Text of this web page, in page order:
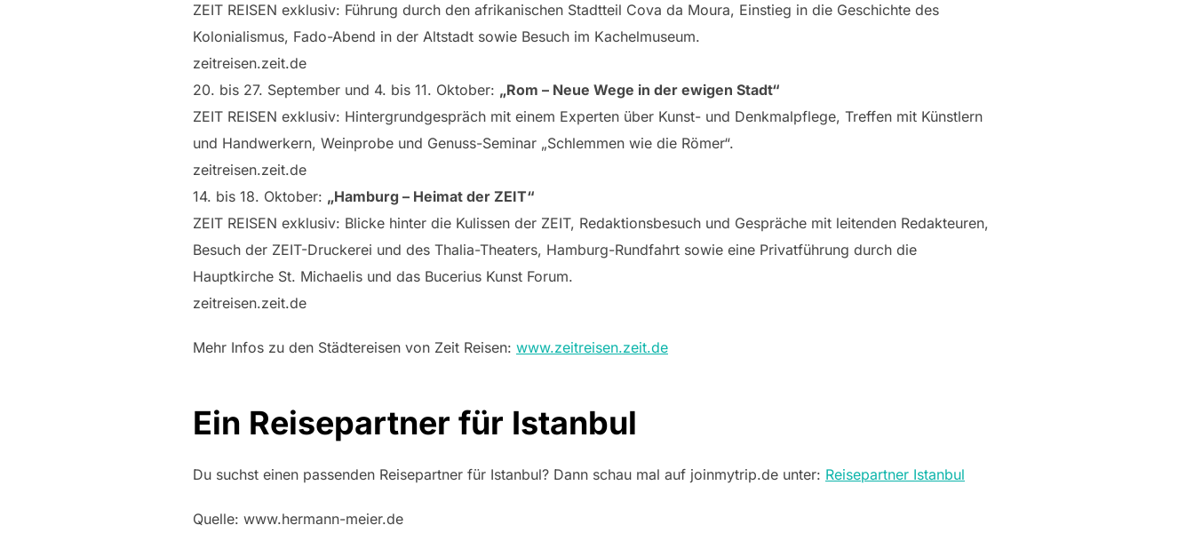
ZEIT REISEN exklusiv: Führung durch den afrikanischen Stadtteil Cova da Moura, Einstieg in die Geschichte des
Kolonialismus, Fado-Abend in der Altstadt sowie Besuch im Kachelmuseum.
zeitreisen.zeit.de
20. bis 27. September und 4. bis 11. Oktober: „Rom – Neue Wege in der ewigen Stadt“
ZEIT REISEN exklusiv: Hintergrundgespräch mit einem Experten über Kunst- und Denkmalpflege, Treffen mit Künstlern
und Handwerkern, Weinprobe und Genuss-Seminar „Schlemmen wie die Römer“.
zeitreisen.zeit.de
14. bis 18. Oktober: „Hamburg – Heimat der ZEIT“
ZEIT REISEN exklusiv: Blicke hinter die Kulissen der ZEIT, Redaktionsbesuch und Gespräche mit leitenden Redakteuren,
Besuch der ZEIT-Druckerei und des Thalia-Theaters, Hamburg-Rundfahrt sowie eine Privatführung durch die
Hauptkirche St. Michaelis und das Bucerius Kunst Forum.
zeitreisen.zeit.de
Mehr Infos zu den Städtereisen von Zeit Reisen: www.zeitreisen.zeit.de
Ein Reisepartner für Istanbul
Du suchst einen passenden Reisepartner für Istanbul? Dann schau mal auf joinmytrip.de unter: Reisepartner Istanbul
Quelle: www.hermann-meier.de